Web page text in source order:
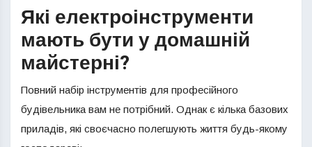
Які електроінструменти
мають бути у домашній
майстерні?
Повний набір інструментів для професійного
будівельника вам не потрібний. Однак є кілька базових
приладів, які своєчасно полегшують життя будь-якому